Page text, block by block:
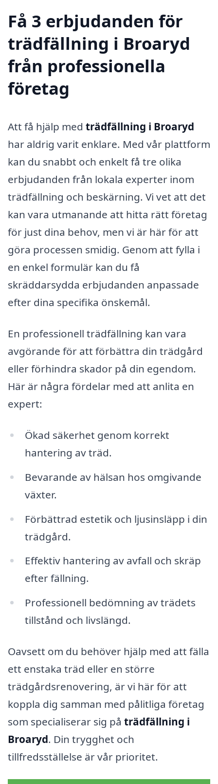
Få 3 erbjudanden för
trädfällning i Broaryd
från professionella
företag
Att få hjälp med trädfällning i Broaryd
har aldrig varit enklare. Med vår plattform
kan du snabbt och enkelt få tre olika
erbjudanden från lokala experter inom
trädfällning och beskärning. Vi vet att det
kan vara utmanande att hitta rätt företag
för just dina behov, men vi är här för att
göra processen smidig. Genom att fylla i
en enkel formulär kan du få
skräddarsydda erbjudanden anpassade
efter dina specifika önskemål.
En professionell trädfällning kan vara
avgörande för att förbättra din trädgård
eller förhindra skador på din egendom.
Här är några fördelar med att anlita en
expert:
Ökad säkerhet genom korrekt
hantering av träd.
Bevarande av hälsan hos omgivande
växter.
Förbättrad estetik och ljusinsläpp i din
trädgård.
Effektiv hantering av avfall och skräp
efter fällning.
Professionell bedömning av trädets
tillstånd och livslängd.
Oavsett om du behöver hjälp med att fälla
ett enstaka träd eller en större
trädgårdsrenovering, är vi här för att
koppla dig samman med pålitliga företag
som specialiserar sig på trädfällning i
Broaryd. Din trygghet och
tillfredsställelse är vår prioritet.